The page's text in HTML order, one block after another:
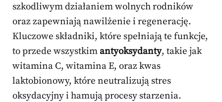
szkodliwym działaniem wolnych rodników
oraz zapewniają nawilżenie i regenerację.
Kluczowe składniki, które spełniają te funkcje,
to przede wszystkimantyoksydanty, takie jak
witamina C, witamina E, oraz kwas
laktobionowy, które neutralizują stres
oksydacyjny i hamują procesy starzenia.